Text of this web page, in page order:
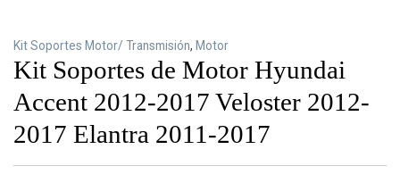
Kit Soportes Motor/ Transmisión, Motor
Kit Soportes de Motor Hyundai
Accent 2012-2017 Veloster 2012-
2017 Elantra 2011-2017